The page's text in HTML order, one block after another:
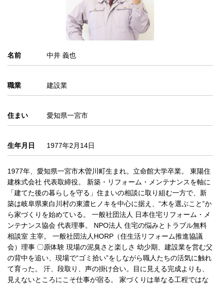
名前 中井 義也
職業 建設業
住まい 愛知県一宮市
生年月日 1977年2月14日
1977年、愛知県一宮市木曽川町生まれ。立命館大学卒業。 東陽住
建株式会社 代表取締役。 新築・リフォーム・メンテナンスを軸に
「建てた後の暮らしを守る」住まいの相談に取り組む一方で、新
築は岐阜県東白川村の東濃ヒノキを中心に据え、“木を選ぶこと”か
ら家づくりを始めている。 一般社団法人 日本住宅リフォーム・メ
ンテナンス協会 代表理事。 NPO法人 住宅の悩みとトラブル無料
相談室 主宰。 一般社団法人HORP（住生活リフォーム推進協議
会）理事 〇原体験 現場の泥臭さと楽しさ 幼少期、建設業を営む父
の背中を追い、現場で“ゴミ拾い”をしながら職人たちの活気に触れ
て育った。 汗、段取り、声の掛け合い。目に見える完成よりも、
見えないところにこそ仕事が宿る。 家づくりは単なる工程ではな